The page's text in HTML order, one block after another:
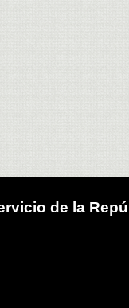
de la